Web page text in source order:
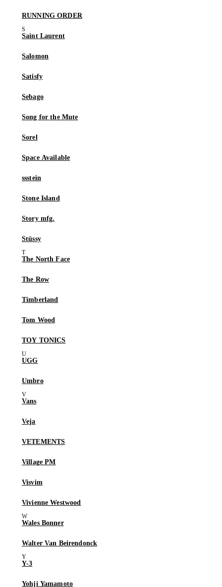
RUNNING ORDER
Saint Laurent
Salomon
Satisfy
Sebago
Song for the Mute
Sorel
Space Available
ssstein
Stone Island
Story mfg.
Stüssy
The North Face
The Row
Timberland
Tom Wood
TOY TONICS
UGG
Umbro
Vans
Veja
VETEMENTS
Village PM
Visvim
Vivienne Westwood
Wales Bonner
Walter Van Beirendonck
Y-3
Yohji Yamamoto